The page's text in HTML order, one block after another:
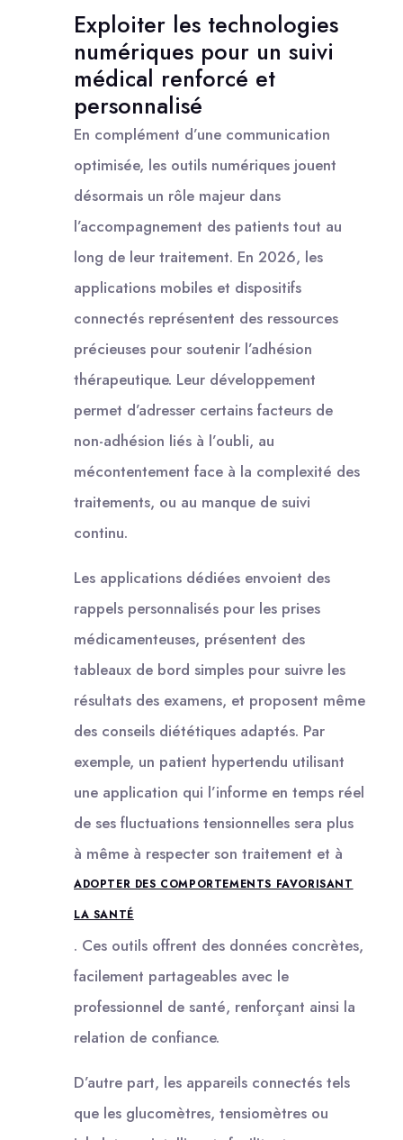
Exploiter les technologies
numériques pour un suivi
médical renforcé et
personnalisé
En complément d’une communication
optimisée, les outils numériques jouent
désormais un rôle majeur dans
l’accompagnement des patients tout au
long de leur traitement. En 2026, les
applications mobiles et dispositifs
connectés représentent des ressources
précieuses pour soutenir l’adhésion
thérapeutique. Leur développement
permet d’adresser certains facteurs de
non-adhésion liés à l’oubli, au
mécontentement face à la complexité des
traitements, ou au manque de suivi
continu.
Les applications dédiées envoient des
rappels personnalisés pour les prises
médicamenteuses, présentent des
tableaux de bord simples pour suivre les
résultats des examens, et proposent même
des conseils diététiques adaptés. Par
exemple, un patient hypertendu utilisant
une application qui l’informe en temps réel
de ses fluctuations tensionnelles sera plus
à même à respecter son traitement et à
ADOPTER DES COMPORTEMENTS FAVORISANT
LA SANTÉ
. Ces outils offrent des données concrètes,
facilement partageables avec le
professionnel de santé, renforçant ainsi la
relation de confiance.
D’autre part, les appareils connectés tels
que les glucomètres, tensiomètres ou